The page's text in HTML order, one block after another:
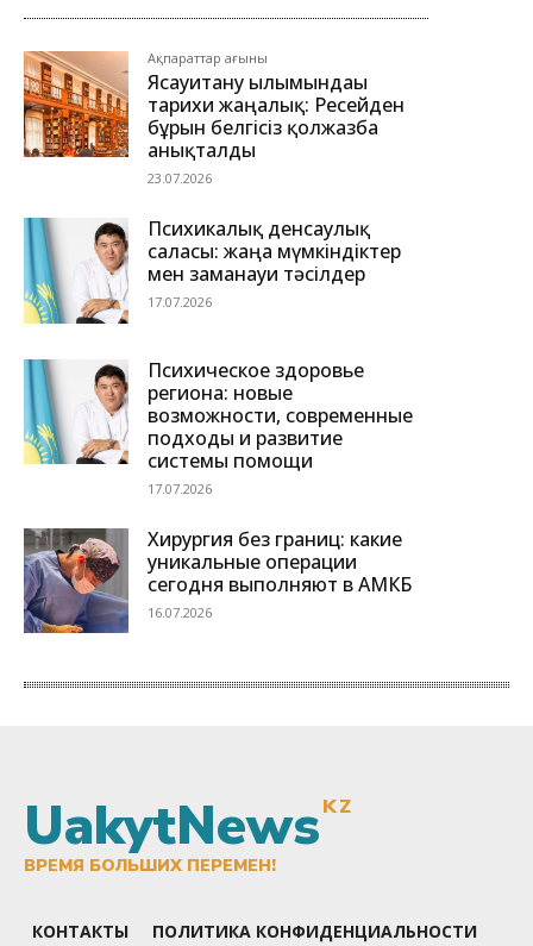
UakytNewsKZ
ВРЕМЯ БОЛЬШИХ ПЕРЕМЕН!
КОНТАКТЫ ПОЛИТИКА КОНФИДЕНЦИАЛЬНОСТИ